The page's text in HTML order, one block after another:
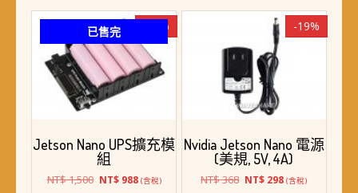
-19%
Nvidia Jetson Nano 電源
(美規, 5V, 4A)
NT$368 原
NT$ 298目(含稅)
已售完 -34%
Jetson Nano UPS擴充模
組
NT$1,500 原
NT$988目(含稅)